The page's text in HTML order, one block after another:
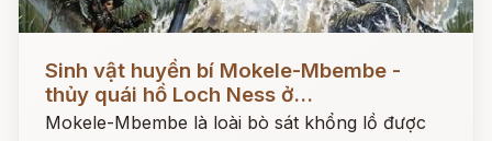
Sinh vật huyền bí Mokele-Mbembe -
thủy quái hồ Loch Ness ở...
Mokele-Mbembe là loài bò sát khổng lồ được